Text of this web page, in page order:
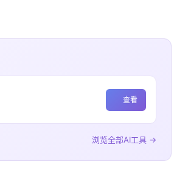
查看
浏览全部AI工具 →